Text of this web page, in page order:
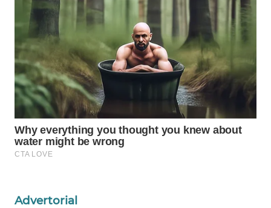
Advertorial
WAHANA
NEWS
WAHANA
TANI
WAHANA
ADVOKAT